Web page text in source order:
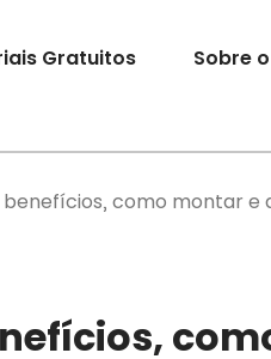
Gratuitos Sobre
benefícios, como montar